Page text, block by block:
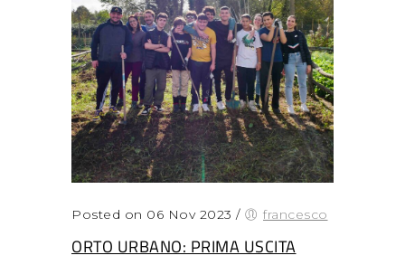
Posted on 06 Nov 2023 / francesco
ORTO URBANO: PRIMA USCITA